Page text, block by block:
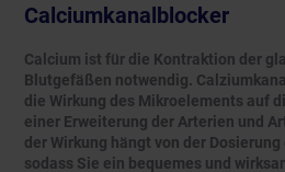
Calciumkanalblocker
Calcium ist für die Kontraktion der
Blutgefäßen notwendig.
die Wirkung des Mikroelements auf
einer Erweiterung der Arterien und
der Wirkung hängt von der Dosierung
sodass Sie ein bequemes und